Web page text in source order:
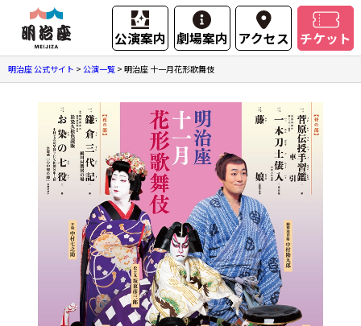
公演案内 劇場案内 アクセス チケット
明治座 公式サイト > 公演一覧 > 明治座 十一月花形歌舞伎